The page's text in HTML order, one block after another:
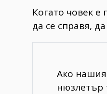
Когато човек е
да се справя,
Ако
нюзлетър